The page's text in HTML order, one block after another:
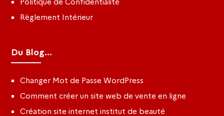
Politique de Confidentialité
Règlement Intérieur
Du Blog...
Changer Mot de Passe WordPress
Comment créer un site web de vente en ligne
Création site internet institut de beauté